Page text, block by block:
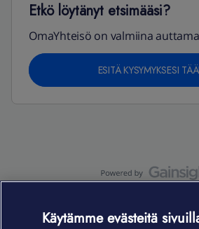
Etkö löytänyt etsimääsi?
OmaYhteisö on valmiina
ESITÄ KYSYMYKSESI
Käytämme evästeitä